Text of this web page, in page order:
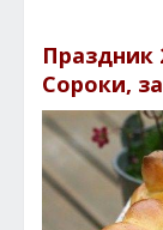
Праздник
Сороки,